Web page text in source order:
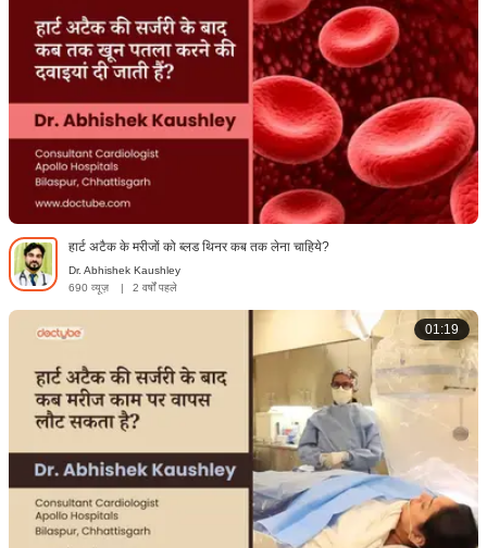
हार्ट अटैक के मरीजों को ब्लड थिनर कब तक लेना चाहिये?
Dr. Abhishek Kaushley
690 व्यूज़
| 2 वर्षों पहले
01:19